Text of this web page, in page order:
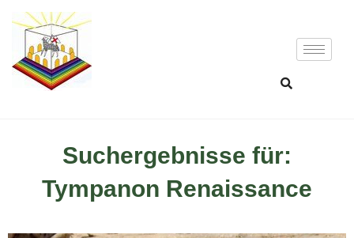
Suchergebnisse für:
Tympanon Renaissance